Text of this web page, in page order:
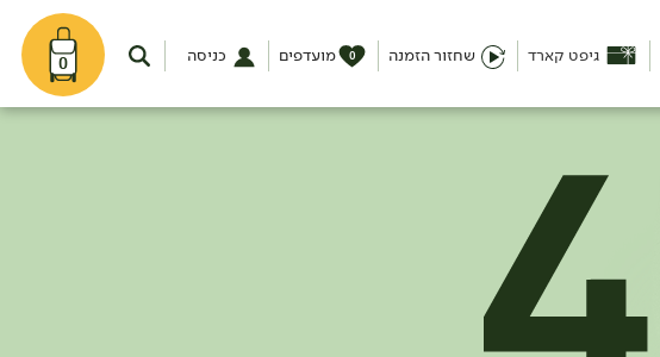
0 גיפט קארד שחזור הזמנה מועדפים 0 כניסה